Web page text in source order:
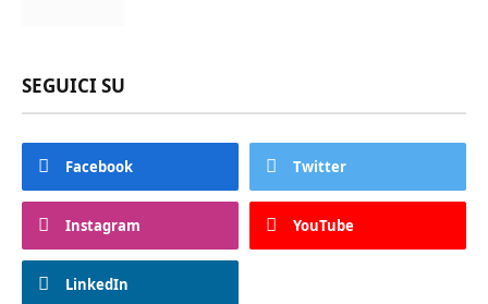
SEGUICI SU
Facebook Twitter
Instagram YouTube
LinkedIn